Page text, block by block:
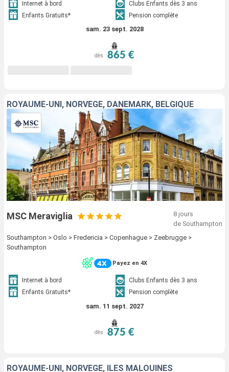
Internet à bord
Clubs Enfants dès 3 ans
Enfants Gratuits*
Pension complète
sam. 23 sept. 2028
dès 865 €
ROYAUME-UNI, NORVÈGE, DANEMARK, BELGIQUE
MSC Meraviglia
8 jours
de Southampton
Southampton > Oslo > Fredericia > Copenhague > Zeebrugge >
Southampton
Payez en 4X
Internet à bord
Clubs Enfants dès 3 ans
Enfants Gratuits*
Pension complète
sam. 11 sept. 2027
dès 875 €
ROYAUME-UNI, NORVÈGE, ÎLES MALOUINES